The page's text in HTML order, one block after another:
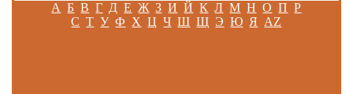
А Б В Г Д Е Ж З И Й К Л М Н О П Р
С Т У Ф Х Ц Ч Ш Щ Э Ю Я AZ